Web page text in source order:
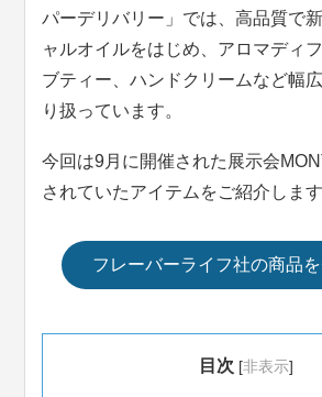
パーデリバリー」では、高品質で
ャルオイルをはじめ、アロマディ
ブティー、ハンドクリームなど幅
り扱っています。
今回は9月に開催された展示会
されていたアイテムをご紹介します
フレーバーライフ社の商品
目次 [非表示]